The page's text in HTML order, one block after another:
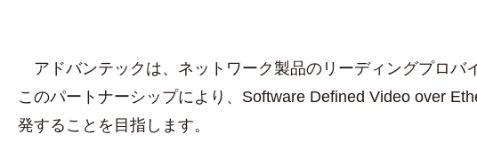
アドバンテックは、ネットワーク製品のリーディングプロバ
このパートナーシップにより、Software Defined Video over
発することを目指します。